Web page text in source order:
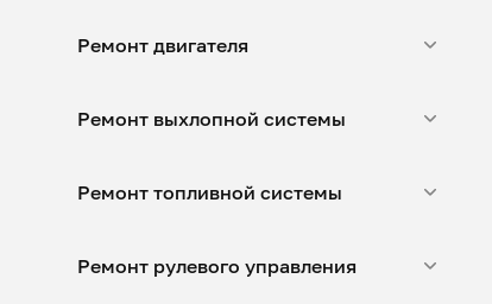
Ремонт двигателя
Ремонт выхлопной системы
Ремонт топливной системы
Ремонт рулевого управления